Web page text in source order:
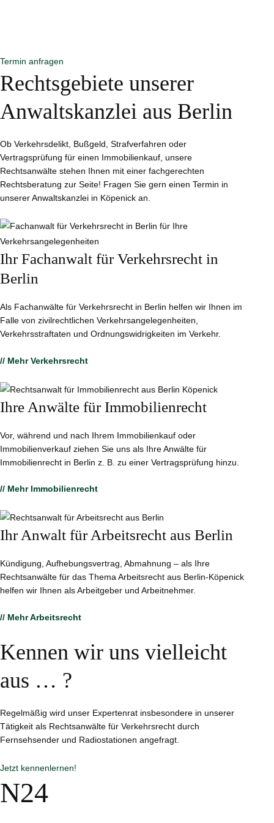
Termin anfragen
Rechtsgebiete unserer
Anwaltskanzlei aus Berlin
Ob Verkehrsdelikt, Bußgeld, Strafverfahren oder
Vertragsprüfung für einen Immobilienkauf, unsere
Rechtsanwälte stehen Ihnen mit einer fachgerechten
Rechtsberatung zur Seite! Fragen Sie gern einen Termin in
unserer Anwaltskanzlei in Köpenick an.
Ihr Fachanwalt für Verkehrsrecht in
Berlin
Als Fachanwälte für Verkehrsrecht in Berlin helfen wir Ihnen im
Falle von zivilrechtlichen Verkehrsangelegenheiten,
Verkehrsstraftaten und Ordnungswidrigkeiten im Verkehr.
// Mehr Verkehrsrecht
Ihre Anwälte für Immobilienrecht
Vor, während und nach Ihrem Immobilienkauf oder
Immobilienverkauf ziehen Sie uns als Ihre Anwälte für
Immobilienrecht in Berlin z. B. zu einer Vertragsprüfung hinzu.
// Mehr Immobilienrecht
Ihr Anwalt für Arbeitsrecht aus Berlin
Kündigung, Aufhebungsvertrag, Abmahnung – als Ihre
Rechtsanwälte für das Thema Arbeitsrecht aus Berlin-Köpenick
helfen wir Ihnen als Arbeitgeber und Arbeitnehmer.
// Mehr Arbeitsrecht
Kennen wir uns vielleicht
aus … ?
Regelmäßig wird unser Expertenrat insbesondere in unserer
Tätigkeit als Rechtsanwälte für Verkehrsrecht durch
Fernsehsender und Radiostationen angefragt.
Jetzt kennenlernen!
N24